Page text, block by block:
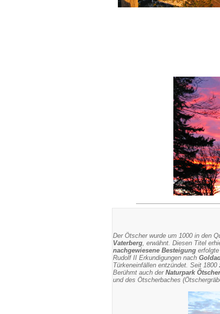
Der Ötscher wurde um 1000 in den
Vaterberg, erwähnt. Diesen Titel
nachgewiesene Besteigung
Rudolf II Erkundigungen nach
Türkeneinfällen entzündet. Seit
Berühmt auch der Naturpark
und des Ötscherbaches